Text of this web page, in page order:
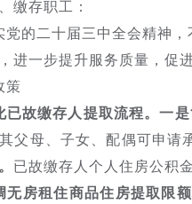
缴存职工：
党的二十届三中全会精神
进一步提升服务质量，促
策
已故缴存人提取流程。一是
父母、子女、配偶可申
已故缴存人个人住房公积
无房租住商品住房提取限额